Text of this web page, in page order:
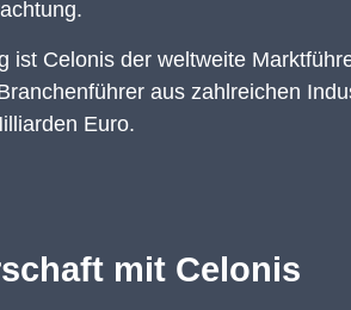
ist Celonis der weltweite
aus zahlreichen
Euro.
mit Celonis